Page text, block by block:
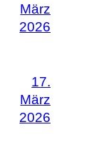
März
2026
17.
März
2026